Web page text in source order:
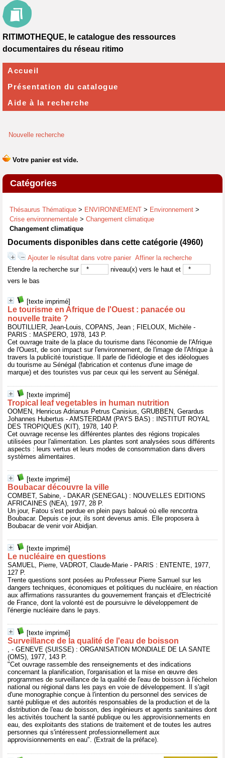
Nouvelle recherche
Catégories
Thésaurus Thématique > ENVIRONNEMENT > Environnement >
Crise environnementale > Changement climatique
Changement climatique
Documents disponibles dans cette catégorie (4960)
Ajouter le résultat dans votre panier Affiner la recherche
Etendre la recherche sur
niveau(x) vers le haut et
vers le bas
[texte imprimé]
Le tourisme en Afrique de l'Ouest : panacée ou
nouvelle traite ?
BOUTILLIER, Jean-Louis, COPANS, Jean ; FIELOUX, Michèle -
PARIS : MASPERO, 1978, 143 P.
Cet ouvrage traite de la place du tourisme dans l'économie de l'Afrique
de l'Ouest, de son impact sur l'environnement, de l'image de l'Afrique à
travers la publicité touristique. Il parle de l'idéologie et des idéologues
du tourisme au Sénégal (fabrication et contenus d'une image de
marque) et des touristes vus par ceux qui les servent au Sénégal.
[texte imprimé]
Tropical leaf vegetables in human nutrition
OOMEN, Henricus Adrianus Petrus Canisius, GRUBBEN, Gerardus
Johannes Hubertus - AMSTERDAM (PAYS BAS) : INSTITUT ROYAL
DES TROPIQUES (KIT), 1978, 140 P.
Cet ouvrage recense les différentes plantes des régions tropicales
utilisées pour l'alimentation. Les plantes sont analysées sous différents
aspects : leurs vertus et leurs modes de consommation dans divers
systèmes alimentaires.
[texte imprimé]
Boubacar découvre la ville
COMBET, Sabine, - DAKAR (SENEGAL) : NOUVELLES EDITIONS
AFRICAINES (NEA), 1977, 28 P.
Un jour, Fatou s'est perdue en plein pays baloué où elle rencontra
Boubacar. Depuis ce jour, ils sont devenus amis. Elle proposera à
Boubacar de venir voir Abidjan.
[texte imprimé]
Le nucléaire en questions
SAMUEL, Pierre, VADROT, Claude-Marie - PARIS : ENTENTE, 1977,
127 P.
Trente questions sont posées au Professeur Pierre Samuel sur les
dangers techniques, économiques et politiques du nucléaire, en réaction
aux affirmations rassurantes du gouvernement français et d'Electricité
de France, dont la volonté est de poursuivre le développement de
l'énergie nucléaire dans le pays.
[texte imprimé]
Surveillance de la qualité de l'eau de boisson
, - GENEVE (SUISSE) : ORGANISATION MONDIALE DE LA SANTE
(OMS), 1977, 143 P.
"Cet ouvrage rassemble des renseignements et des indications
concernant la planification, l'organisation et la mise en œuvre des
programmes de surveillance de la qualité de l'eau de boisson à l'échelon
national ou régional dans les pays en voie de développement. Il s'agit
d'une monographie conçue à l'intention du personnel des services de
santé publique et des autorités responsables de la production et de la
distribution de l'eau de boisson, des ingénieurs et agents sanitaires dont
les activités touchent la santé publique ou les approvisionnements en
eau, des exploitants des stations de traitement et de toutes les autres
personnes qui s'intéressent professionnellement aux
approvisionnements en eau". (Extrait de la préface).
RITIMOTHEQUE, le catalogue des ressources
documentaires du réseau ritimo
Accueil
Présentation du catalogue
Aide à la recherche